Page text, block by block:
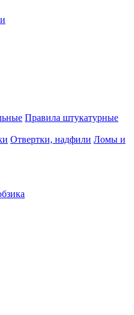
Правила штукатурные
Отвертки, надфили Ломы и